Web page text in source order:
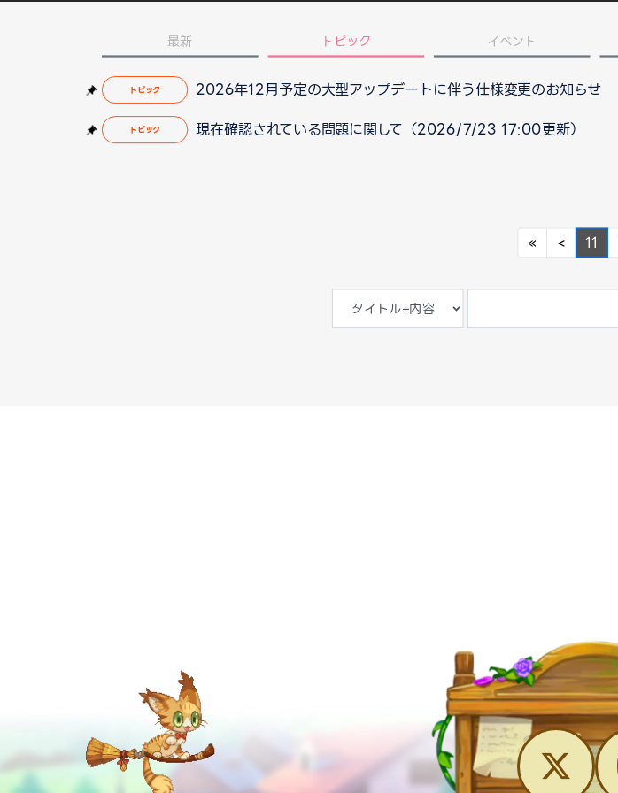
最新 トピック イベント
トピック 2026年12月予定の大型アップデートに伴う仕様変更のお知らせ
トピック 現在確認されている問題に関して（2026/7/23 17:00更新）
« Previous
< 11